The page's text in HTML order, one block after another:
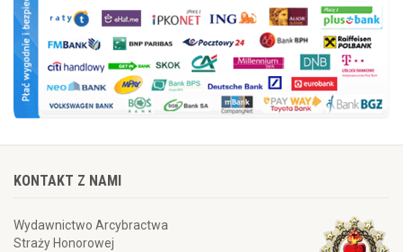
KONTAKT Z NAMI
Wydawnictwo Arcybractwa
Straży Honorowej